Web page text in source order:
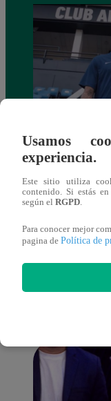
Alianza Lima:
como nuevo
Clausura 2025
Usamos
experiencia.
Este sitio utiliza
contenido. Si estás
según el RGPD.
Para conocer mejor
pagina de Política de